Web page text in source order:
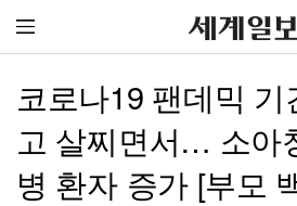
코로나19 팬데믹
고 살찌면서… 소아
병 환자 증가 [부모